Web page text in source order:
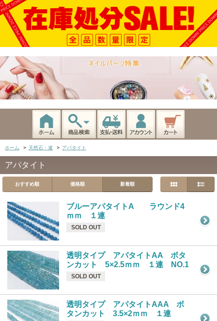
ホーム > 天然石・連 > アパタイト
アパタイト
おすすめ順 価格順 新着順
ブルーアパタイトA ラウンド4
ｍｍ １連
SOLD OUT
透明タイプ アパタイトAA ボタ
ンカット 5×2.5ｍｍ １連 NO.1
SOLD OUT
透明タイプ アパタイトAAA ボ
タンカット 3.5×2ｍｍ １連